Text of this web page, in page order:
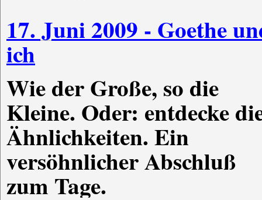
17. Juni 2009 - Goethe
ich
Wie der Große, so die
Kleine. Oder: entdecke
Ähnlichkeiten. Ein
versöhnlicher Abschluß
zum Tage.